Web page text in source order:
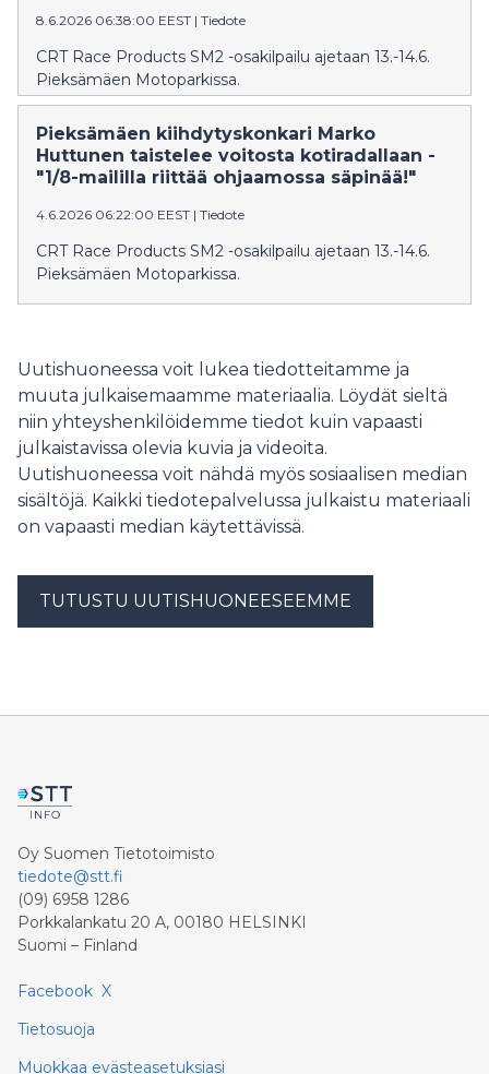
8.6.2026 06:38:00 EEST | Tiedote
CRT Race Products SM2 -osakilpailu ajetaan 13.-14.6.
Pieksämäen Motoparkissa.
Pieksämäen kiihdytyskonkari Marko
Huttunen taistelee voitosta kotiradallaan -
"1/8-maililla riittää ohjaamossa säpinää!"
4.6.2026 06:22:00 EEST | Tiedote
CRT Race Products SM2 -osakilpailu ajetaan 13.-14.6.
Pieksämäen Motoparkissa.
Uutishuoneessa voit lukea tiedotteitamme ja
muuta julkaisemaamme materiaalia. Löydät sieltä
niin yhteyshenkilöidemme tiedot kuin vapaasti
julkaistavissa olevia kuvia ja videoita.
Uutishuoneessa voit nähdä myös sosiaalisen median
sisältöjä. Kaikki tiedotepalvelussa julkaistu materiaali
on vapaasti median käytettävissä.
TUTUSTU UUTISHUONEESEEMME
Oy Suomen Tietotoimisto
tiedote@stt.fi
(09) 6958 1286
Porkkalankatu 20 A, 00180 HELSINKI
Suomi – Finland
Facebook X
Tietosuoja
Muokkaa evästeasetuksiasi